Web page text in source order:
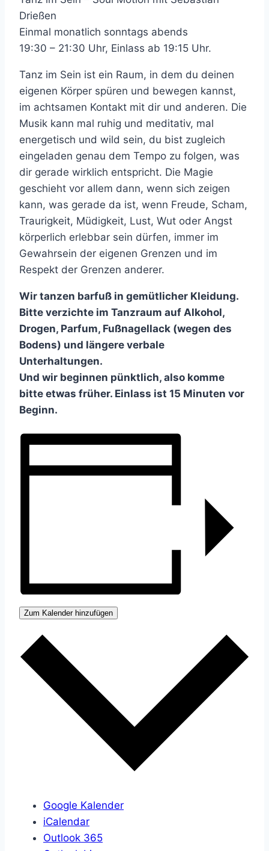
Drießen
Einmal monatlich sonntags abends
19:30 – 21:30 Uhr, Einlass ab 19:15 Uhr.
Tanz im Sein ist ein Raum, in dem du deinen
eigenen Körper spüren und bewegen kannst,
im achtsamen Kontakt mit dir und anderen. Die
Musik kann mal ruhig und meditativ, mal
energetisch und wild sein, du bist zugleich
eingeladen genau dem Tempo zu folgen, was
dir gerade wirklich entspricht. Die Magie
geschieht vor allem dann, wenn sich zeigen
kann, was gerade da ist, wenn Freude, Scham,
Traurigkeit, Müdigkeit, Lust, Wut oder Angst
körperlich erlebbar sein dürfen, immer im
Gewahrsein der eigenen Grenzen und im
Respekt der Grenzen anderer.
Wir tanzen barfuß in gemütlicher Kleidung.
Bitte verzichte im Tanzraum auf Alkohol,
Drogen, Parfum, Fußnagellack (wegen des
Bodens) und längere verbale
Unterhaltungen.
Und wir beginnen pünktlich, also komme
bitte etwas früher. Einlass ist 15 Minuten vor
Beginn.
Zum Kalender hinzufügen
Google Kalender
iCalendar
Outlook 365